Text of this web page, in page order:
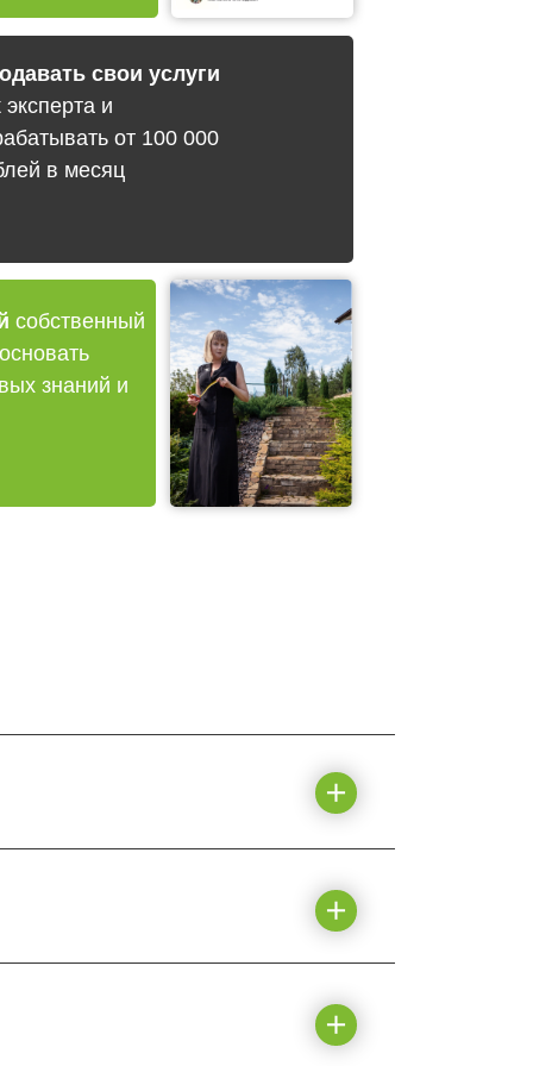
свои услуги
эксперта и
от 100 000
в месяц
собственный
знаний и